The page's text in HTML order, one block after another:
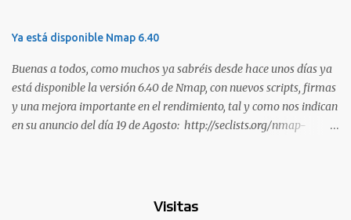
La primera certificación de la lista es el eJPT (Junior Penetration
durante la estimación de un test de intrusión. A continuación os
interesante utilidad para tener en los marcadores de nuestro
navegador. Saludos!
Ya está disponible Nmap 6.40
Buenas a todos, como muchos ya sabréis desde hace unos días ya
está disponible la versión 6.40 de Nmap, con nuevos scripts, firmas
y una mejora importante en el rendimiento, tal y como nos indican
en su anuncio del día 19 de Agosto: http://seclists.org/nmap-
<scriptname>"' and allows you to run Lua scripts with Ncat,
Visitas